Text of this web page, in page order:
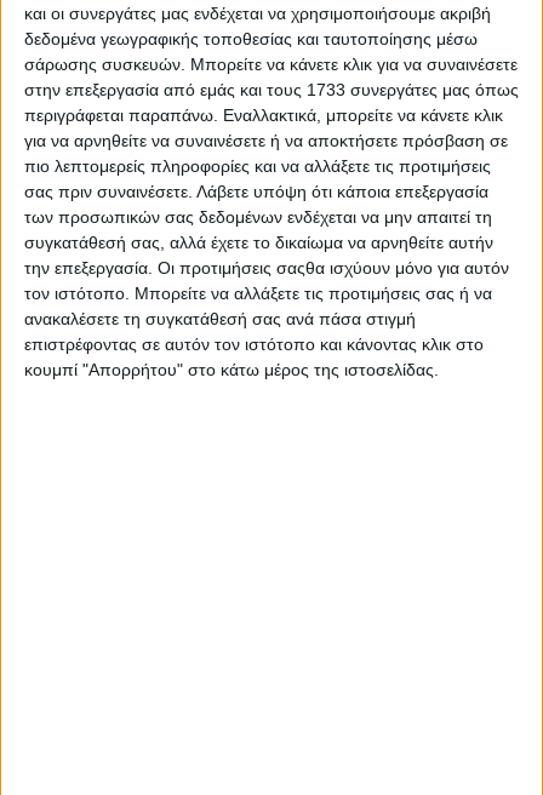
και οι συνεργάτες μας ενδέχεται να χρησιμοποιήσουμε ακριβή
δεδομένα γεωγραφικής τοποθεσίας και ταυτοποίησης μέσω
σάρωσης συσκευών. Μπορείτε να κάνετε κλικ για να συναινέσετε
στην επεξεργασία από εμάς και τους 1733 συνεργάτες μας όπως
περιγράφεται παραπάνω. Εναλλακτικά, μπορείτε να κάνετε κλικ
για να αρνηθείτε να συναινέσετε ή να αποκτήσετε πρόσβαση σε
πιο λεπτομερείς πληροφορίες και να αλλάξετε τις προτιμήσεις
σας πριν συναινέσετε. Λάβετε υπόψη ότι κάποια επεξεργασία
των προσωπικών σας δεδομένων ενδέχεται να μην απαιτεί τη
συγκατάθεσή σας, αλλά έχετε το δικαίωμα να αρνηθείτε αυτήν
την επεξεργασία. Οι προτιμήσεις σαςθα ισχύουν μόνο για αυτόν
τον ιστότοπο. Μπορείτε να αλλάξετε τις προτιμήσεις σας ή να
ανακαλέσετε τη συγκατάθεσή σας ανά πάσα στιγμή
επιστρέφοντας σε αυτόν τον ιστότοπο και κάνοντας κλικ στο
κουμπί "Απορρήτου" στο κάτω μέρος της ιστοσελίδας.
Τα τελευταία χρόνια έχει κυκλοφορήσει
τους επίσης πολύ επιτυχημένους δίσκους
“Reggie” (2010) και “Mudface” (2015) ενώ
το 2024 επέστρεψε δυναμικά με το
πολυαναμενόμενο “Muddy Waters Too”.
Ο Redman φημίζεται ανά την υφήλιο για
τις πολύ δυναμικές του live εμφανίσεις
ενώ είναι αδιαμφισβήτητα μία από τις
πιο σημαντικές μορφές στο Hip Hop των